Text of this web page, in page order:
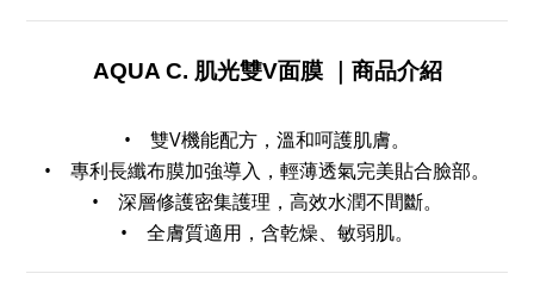
AQUA C. 肌光雙V面膜 ｜商品介紹
• 雙V機能配方，溫和呵護肌膚。
• 專利長纖布膜加強導入，輕薄透氣完美貼合臉部。
• 深層修護密集護理，高效水潤不間斷。
• 全膚質適用，含乾燥、敏弱肌。